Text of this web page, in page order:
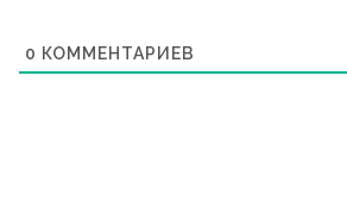
0 КОММЕНТАРИЕВ